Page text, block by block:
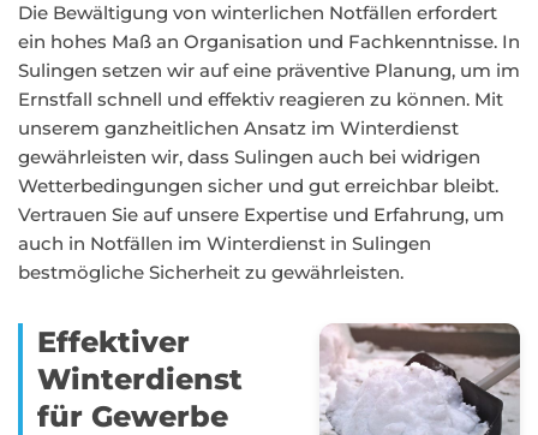
Die Bewältigung von winterlichen Notfällen erfordert
ein hohes Maß an Organisation und Fachkenntnisse. In
Sulingen setzen wir auf eine präventive Planung, um im
Ernstfall schnell und effektiv reagieren zu können. Mit
unserem ganzheitlichen Ansatz im Winterdienst
gewährleisten wir, dass Sulingen auch bei widrigen
Wetterbedingungen sicher und gut erreichbar bleibt.
Vertrauen Sie auf unsere Expertise und Erfahrung, um
auch in Notfällen im Winterdienst in Sulingen
bestmögliche Sicherheit zu gewährleisten.
Effektiver
Winterdienst
für Gewerbe